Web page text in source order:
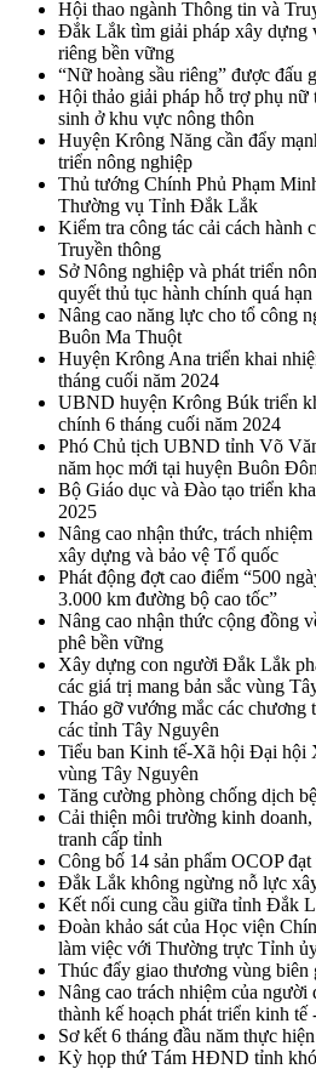
Hội thao ngành Thông tin và
Đắk Lắk tìm giải pháp xây dựng
riêng bền vững
“Nữ hoàng sầu riêng” được đấu
Hội thảo giải pháp hỗ trợ phụ nữ
sinh ở khu vực nông thôn
Huyện Krông Năng cần đẩy
triển nông nghiệp
Thủ tướng Chính Phủ Phạm
Thường vụ Tỉnh Đắk Lắk
Kiểm tra công tác cải cách hành
Truyền thông
Sở Nông nghiệp và phát triển
quyết thủ tục hành chính quá hạn
Nâng cao năng lực cho tổ công
Buôn Ma Thuột
Huyện Krông Ana triển khai
tháng cuối năm 2024
UBND huyện Krông Búk triển
chính 6 tháng cuối năm 2024
Phó Chủ tịch UBND tỉnh Võ
năm học mới tại huyện Buôn Đôn
Bộ Giáo dục và Đào tạo triển
2025
Nâng cao nhận thức, trách
xây dựng và bảo vệ Tổ quốc
Phát động đợt cao điểm “500
3.000 km đường bộ cao tốc”
Nâng cao nhận thức cộng đồng
phê bền vững
Xây dựng con người Đắk Lắk
các giá trị mang bản sắc vùng
Tháo gỡ vướng mắc các chương
các tỉnh Tây Nguyên
Tiểu ban Kinh tế-Xã hội Đại hội
vùng Tây Nguyên
Tăng cường phòng chống dịch
Cải thiện môi trường kinh doanh,
tranh cấp tỉnh
Công bố 14 sản phẩm OCOP đạt
Đắk Lắk không ngừng nỗ lực
Kết nối cung cầu giữa tỉnh Đắk
Đoàn khảo sát của Học viện
làm việc với Thường trực Tỉnh
Thúc đẩy giao thương vùng biên
Nâng cao trách nhiệm của người
thành kế hoạch phát triển kinh tế
Sơ kết 6 tháng đầu năm thực
Kỳ họp thứ Tám HĐND tỉnh